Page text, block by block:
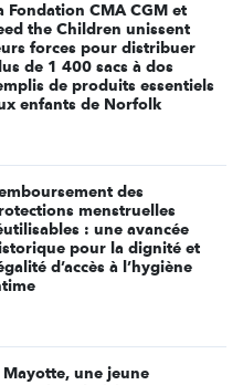
Fondation CMA CGM et
the Children unissent
forces pour distribuer
de 1 400 sacs à dos
de produits essentiels
enfants de Norfolk
des
menstruelles
: une avancée
pour la dignité et
d’accès à l’hygiène
Mayotte, une jeune